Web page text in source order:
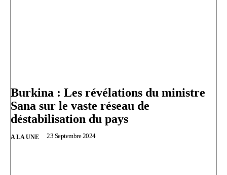
Burkina : Les révélations du ministre
Sana sur le vaste réseau de
déstabilisation du pays
A LA UNE 23 Septembre 2024